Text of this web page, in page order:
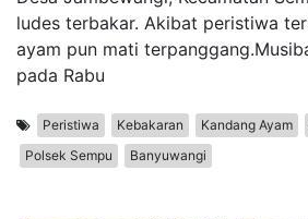
ludes terbakar. Akibat peristiwa
ayam pun mati
pada Rabu
Peristiwa Kebakaran Kandang Ayam
Polsek Sempu
Banyuwangi